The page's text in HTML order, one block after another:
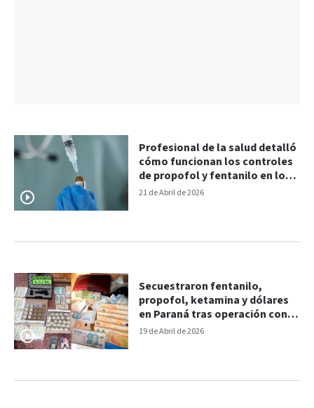
21 de Abril de 2026
Profesional de la salud detalló
cómo funcionan los controles
de propofol y fentanilo en los
hospitales
19 de Abril de 2026
Secuestraron fentanilo,
propofol, ketamina y dólares
en Paraná tras operación con
encomiendas